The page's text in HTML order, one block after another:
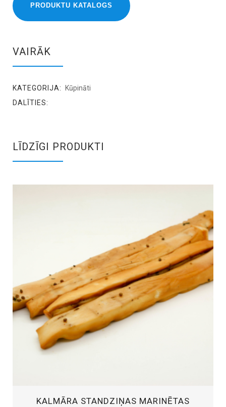
PRODUKTU KATALOGS
VAIRĀK
KATEGORIJA:
Kūpināti
DALĪTIES:
LĪDZĪGI PRODUKTI
KALMĀRA STANDZIŅAS MARINĒTAS